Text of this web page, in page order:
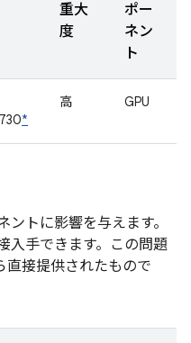
重大
度
ポー
ネン
ト
*
高 GPU
トに影響を与えます。
入手できます。この問題
直接提供されたもので